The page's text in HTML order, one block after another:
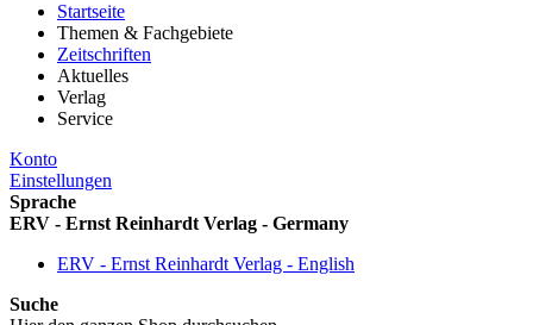
Startseite
Themen & Fachgebiete
Zeitschriften
Aktuelles
Verlag
Service
Konto
Einstellungen
Sprache
ERV - Ernst Reinhardt Verlag - Germany
ERV - Ernst Reinhardt Verlag - English
Suche